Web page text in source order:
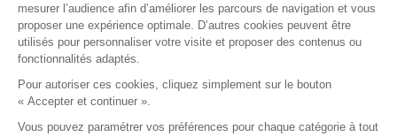
mesurer l’audience afin d’améliorer les parcours de navigation et vous
proposer une expérience optimale. D’autres cookies peuvent être
utilisés pour personnaliser votre visite et proposer des contenus ou
fonctionnalités adaptés.
Pour autoriser ces cookies, cliquez simplement sur le bouton
« Accepter et continuer ».
Vous pouvez paramétrer vos préférences pour chaque catégorie à tout